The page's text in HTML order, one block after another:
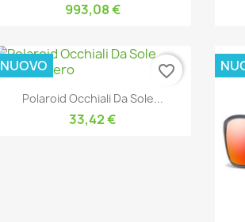
993,08 €
Anteprima
Polaroid Occhiali Da Sole...
33,42 €
NUOVO favorite_border